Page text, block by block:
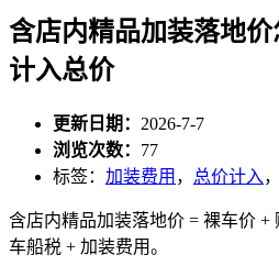
含店内精品加装落地价
计入总价
更新日期： 2026-7-7
浏览次数： 77
标签： 加装费用 ， 总价计入 ，
含店内精品加装落地价 = 裸车价 +
车船税 + 加装费用。